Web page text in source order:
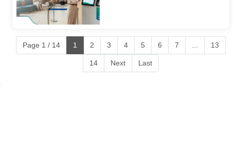
Page 1 / 14 1 2 3 4 5 6 7 ... 13
14 Next Last